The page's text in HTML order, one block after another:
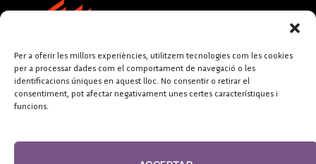
Per a oferir les millors experiències, utilitzem tecnologies com les cookies
per a processar dades com el comportament de navegació o les
identificacions úniques en aquest lloc. No consentir o retirar el
consentiment, pot afectar negativament unes certes característiques i
funcions.
FUNDACIÓ